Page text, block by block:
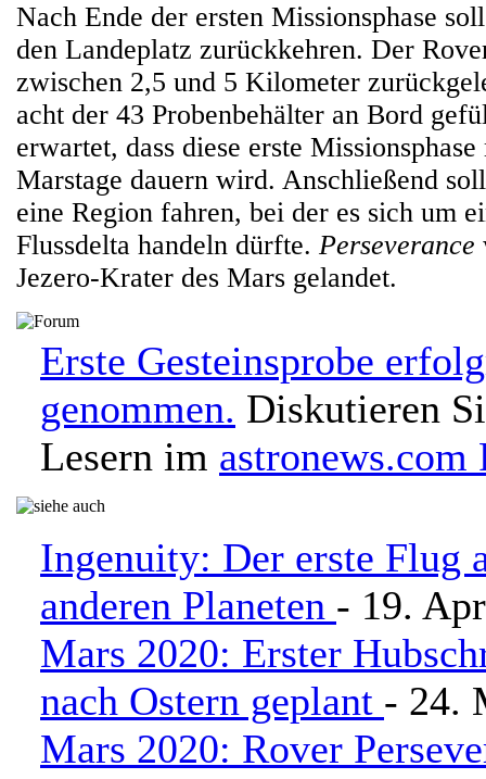
Nach Ende der ersten Missionsphase
den Landeplatz zurückkehren. Der
zwischen 2,5 und 5 Kilometer
acht der 43 Probenbehälter an Bord
erwartet, dass diese erste
Marstage dauern wird. Anschließend
eine Region fahren, bei der es sich um
Flussdelta handeln dürfte. Perseverance
Jezero-Krater des Mars gelandet.
Erste Gesteinsprobe
genommen. Diskutieren
Lesern im astronews.com
Ingenuity: Der erste Flug
anderen Planeten - 19.
Mars 2020: Erster
nach Ostern geplant - 24.
Mars 2020: Rover